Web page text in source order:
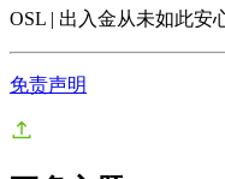
OSL | 出入金从未如此安
免责声明